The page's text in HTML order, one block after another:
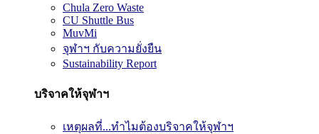
Chula Zero Waste
CU Shuttle Bus
MuvMi
จุฬาฯ กับความยั่งยืน
Sustainability Report
บริจาคให้จุฬาฯ
เหตุผลที่...ทำไมต้องบริจาคให้จุฬาฯ